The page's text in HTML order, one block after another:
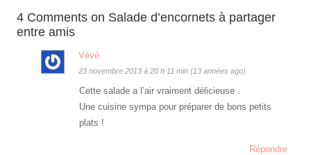
4 Comments on Salade d’encornets à partager
entre amis
Vévé
23 novembre 2013 à 20 h 11 min (13 années ago)
Cette salade a l’air vraiment délicieuse .
Une cuisine sympa pour préparer de bons petits
plats !
Répondre